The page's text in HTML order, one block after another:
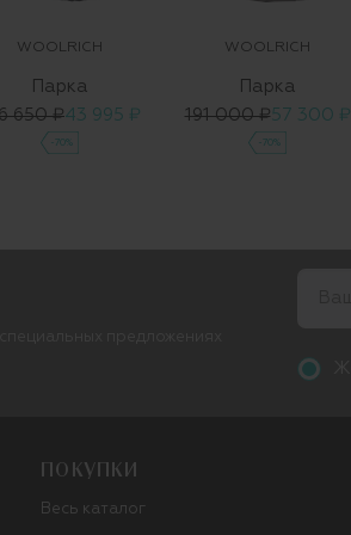
WOOLRICH
Парка
650 ₽43 995 ₽
-70%
WOOLRICH
Парка
191 000 ₽ 57 300 ₽
-70%
ПОКУПКИ
Весь каталог